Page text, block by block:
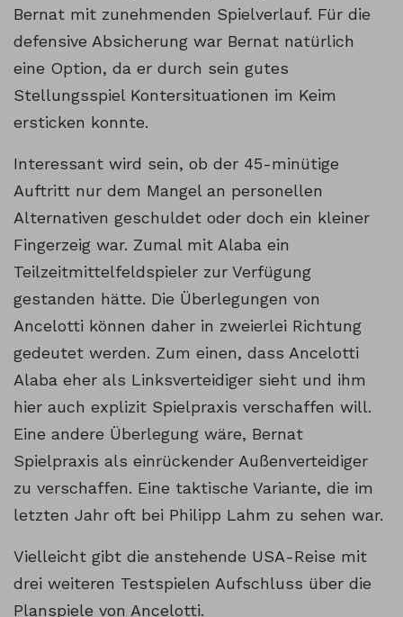
Bernat mit zunehmenden Spielverlauf. Für die
defensive Absicherung war Bernat natürlich
eine Option, da er durch sein gutes
Stellungsspiel Kontersituationen im Keim
ersticken konnte.
Interessant wird sein, ob der 45-minütige
Auftritt nur dem Mangel an personellen
Alternativen geschuldet oder doch ein kleiner
Fingerzeig war. Zumal mit Alaba ein
Teilzeitmittelfeldspieler zur Verfügung
gestanden hätte. Die Überlegungen von
Ancelotti können daher in zweierlei Richtung
gedeutet werden. Zum einen, dass Ancelotti
Alaba eher als Linksverteidiger sieht und ihm
hier auch explizit Spielpraxis verschaffen will.
Eine andere Überlegung wäre, Bernat
Spielpraxis als einrückender Außenverteidiger
zu verschaffen. Eine taktische Variante, die im
letzten Jahr oft bei Philipp Lahm zu sehen war.
Vielleicht gibt die anstehende USA-Reise mit
drei weiteren Testspielen Aufschluss über die
Planspiele von Ancelotti.